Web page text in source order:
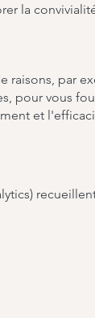
la
raisons, par
pour vous
et